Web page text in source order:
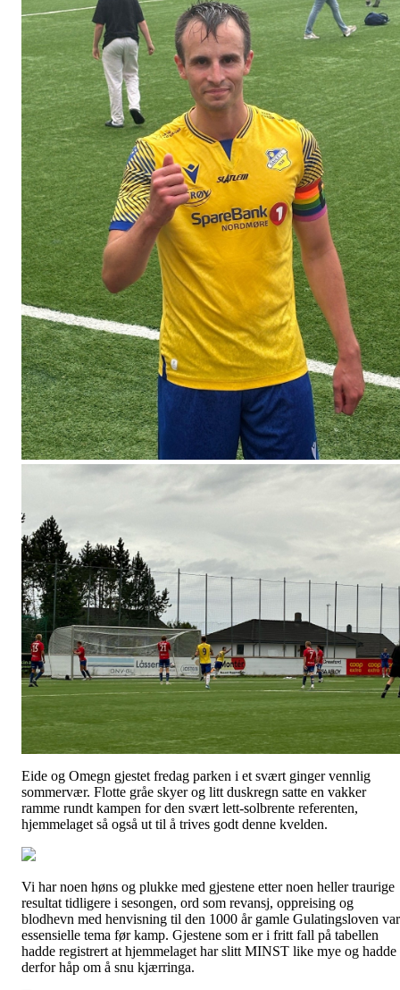
Eide og Omegn gjestet fredag parken i et svært ginger vennlig
sommervær. Flotte gråe skyer og litt duskregn satte en vakker
ramme rundt kampen for den svært lett-solbrente referenten,
hjemmelaget så også ut til å trives godt denne kvelden.
Vi har noen høns og plukke med gjestene etter noen heller traurige
resultat tidligere i sesongen, ord som revansj, oppreising og
blodhevn med henvisning til den 1000 år gamle Gulatingsloven var
essensielle tema før kamp. Gjestene som er i fritt fall på tabellen
hadde registrert at hjemmelaget har slitt MINST like mye og hadde
derfor håp om å snu kjærringa.